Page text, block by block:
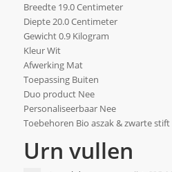
Breedte 19.0 Centimeter
Diepte 20.0 Centimeter
Gewicht 0.9 Kilogram
Kleur Wit
Afwerking Mat
Toepassing Buiten
Duo product Nee
Personaliseerbaar Nee
Toebehoren Bio aszak & zwarte stift
Urn vullen